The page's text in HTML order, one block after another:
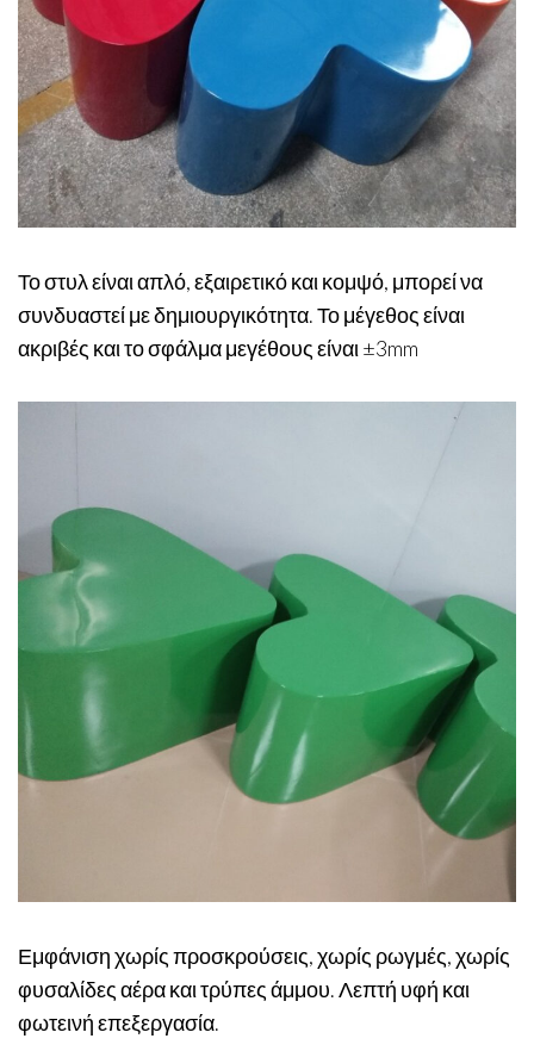
Το στυλ είναι απλό, εξαιρετικό και κομψό, μπορεί να
συνδυαστεί με δημιουργικότητα. Το μέγεθος είναι
ακριβές και το σφάλμα μεγέθους είναι ±3mm
Εμφάνιση χωρίς προσκρούσεις, χωρίς ρωγμές, χωρίς
φυσαλίδες αέρα και τρύπες άμμου. Λεπτή υφή και
φωτεινή επεξεργασία.